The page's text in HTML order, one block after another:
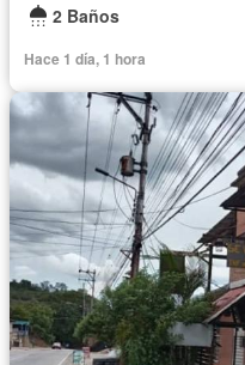
2 Baños
Hace 1 día, 1 hora